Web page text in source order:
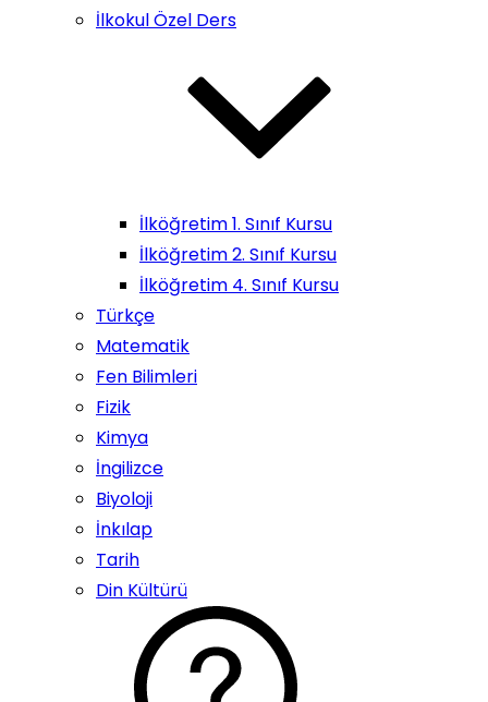
İlkokul Özel Ders
İlköğretim 1. Sınıf Kursu
İlköğretim 2. Sınıf Kursu
İlköğretim 4. Sınıf Kursu
Türkçe
Matematik
Fen Bilimleri
Fizik
Kimya
İngilizce
Biyoloji
İnkılap
Tarih
Din Kültürü